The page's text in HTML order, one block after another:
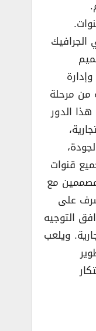
من مرحلة
الدور
قنوات
مع
على
التوجيه
ويلعب